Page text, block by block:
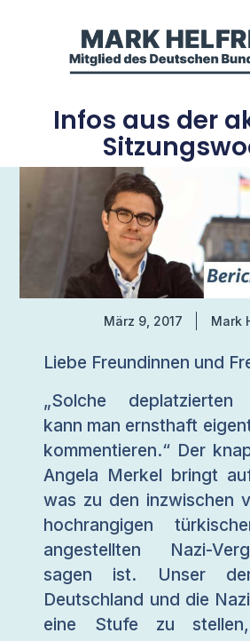
Infos aus der
März 9, 2017 Mark
Liebe Freundinnen und
„Solche deplatzierten
kann man ernsthaft
kommentieren.“ Der
Angela Merkel bringt
was zu den inzwischen
hochrangigen
angestellten Nazi-
sagen ist. Unser
Deutschland und die
eine Stufe zu